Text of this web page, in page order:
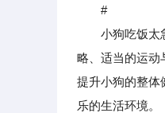
#
小狗吃饭太急
略、适当的运动
提升小狗的整体
乐的生活环境。